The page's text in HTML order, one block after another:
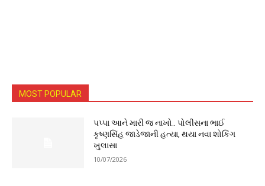
MOST POPULAR
પપ્પા આને મારી જ નાખો.. પોલીસના ભાઈ
કૃષ્ણસિંહ જાડેજાની હત્યા, થયા નવા શોકિંગ
ખુલાસા
10/07/2026